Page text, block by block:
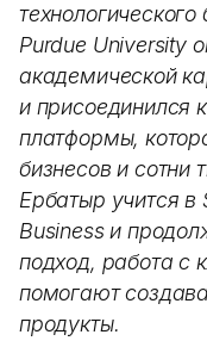
Purdue University
академической
и присоединился
платформы,
бизнесов и сотни
Ербатыр учится в
Business и
подход, работа с
помогают
продукты.